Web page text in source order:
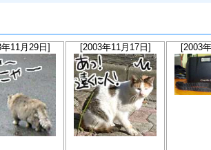
年11月29日] [2003年11月17日] [2003